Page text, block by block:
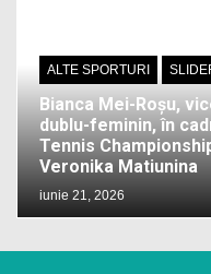
ALTE SPORTURI
Bianca Mei-Roșu,
dublu-feminin, în
Tennis
Veronika Matiunina
iunie 21, 2026